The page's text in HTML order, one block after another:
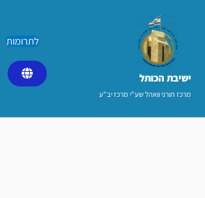
ישיבת הכותל​
מרכז תורני וואהל שע"י מרכז יב"ע
לתרומות